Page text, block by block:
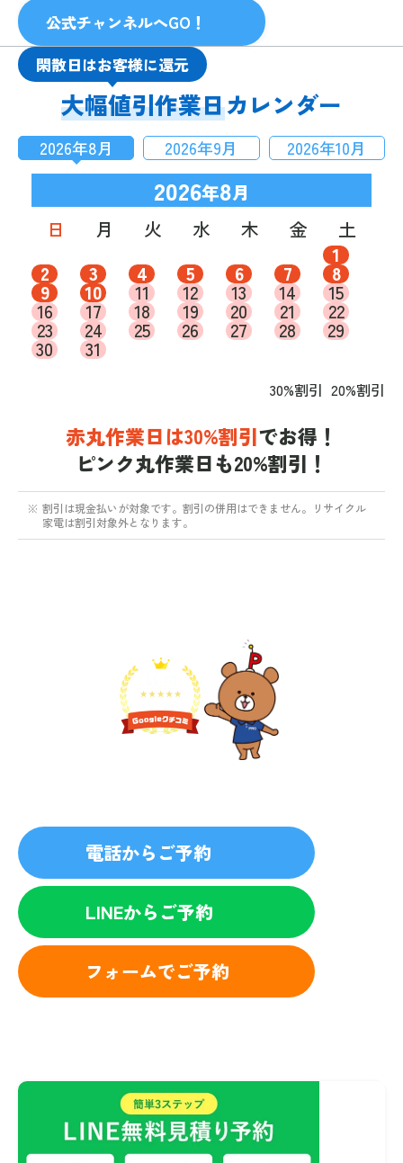
公式チャンネルへGO！
閑散日はお客様に還元
大幅値引作業日カレンダー
2026年8月 2026年9月 2026年10月
2026年8月
日
月 火 水 木 金
土
1
2 3 4 5 6 7 8
9 10 11 12 13 14 15
16 17 18 19 20 21 22
23 24 25 26 27 28 29
30 31
30%割引 20%割引
赤丸作業日は30%割引でお得！
ピンク丸作業日も20%割引！
※ 割引は現金払いが対象です。割引の併用はできません。リサイクル
家電は割引対象外となります。
電話からご予約
LINEからご予約
フォームでご予約